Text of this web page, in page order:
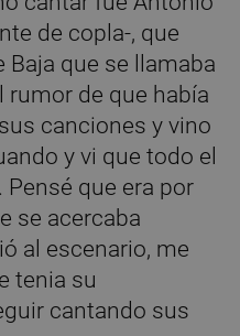
de copla-, que
Baja que se llamaba
rumor de que había
canciones y vino
y vi que todo el
que era por
se acercaba
al escenario, me
tenia su
cantando sus